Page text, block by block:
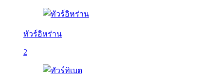
ทัวร์อิหร่าน
2